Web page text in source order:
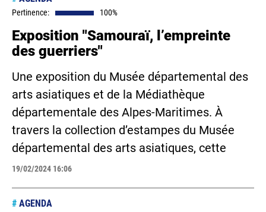
Pertinence: 100%
Exposition "Samouraï, l’empreinte
des guerriers"
Une exposition du Musée départemental des
arts asiatiques et de la Médiathèque
départementale des Alpes-Maritimes. À
travers la collection d’estampes du Musée
départemental des arts asiatiques, cette
19/02/2024 16:06
# AGENDA